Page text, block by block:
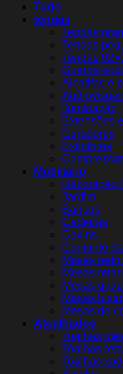
Tudo
tendas
Tendas
Tendas
Tendas
Guarda-sois
Alcatifas e
Iluminação
Extensões
Geradores
Extintores
Mobiliario
Decoração
Jardim
Bancos
Cadeiras
Coxins
Conjunto
Mesas
Mesas
Mesas
Mesas
Mesas de
Atoalhados
Toalhas
Toalhas
Toalhas